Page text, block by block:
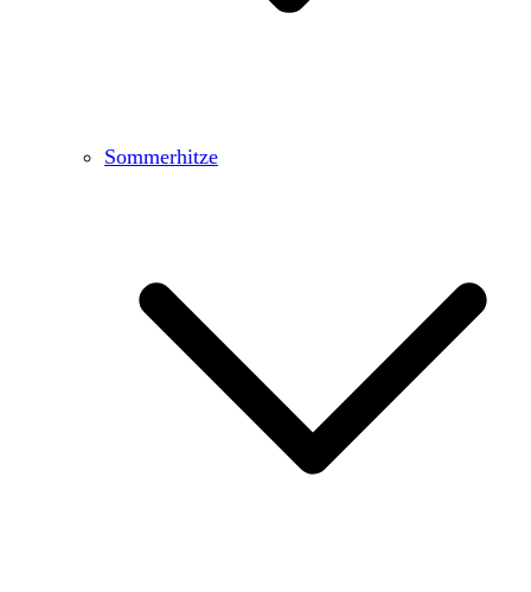
Sommerhitze